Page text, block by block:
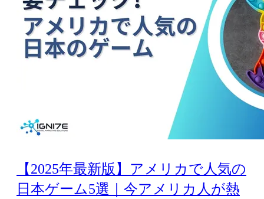
【2025年最新版】アメリカで人気の
日本ゲーム5選｜今アメリカ人が熱